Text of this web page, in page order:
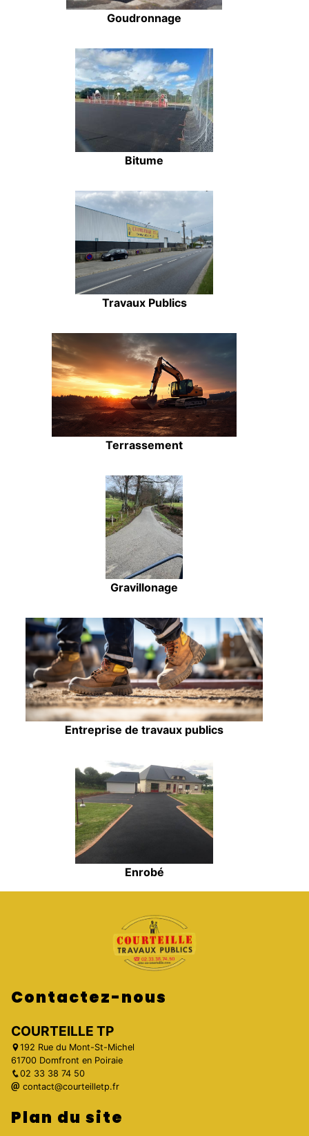
Goudronnage
Bitume
Travaux Publics
Terrassement
Gravillonage
Entreprise de travaux publics
Enrobé
Contactez-nous
COURTEILLE TP
192 Rue du Mont-St-Michel
61700 Domfront en Poiraie
02 33 38 74 50
contact@courteilletp.fr
Plan du site